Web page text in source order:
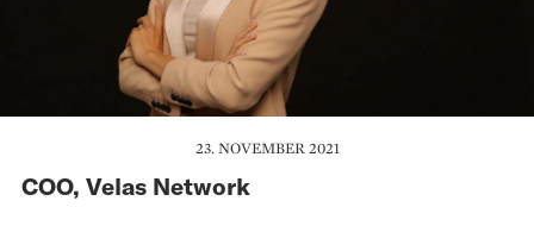
23. NOVEMBER 2021
COO, Velas Network